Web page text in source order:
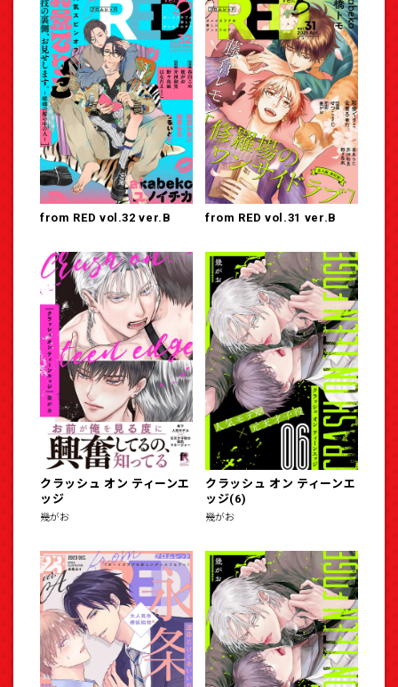
from RED vol.32 ver.B from RED vol.31 ver.B
クラッシュ オン ティーンエ
ッジ
幾がお
クラッシュ オン ティーンエ
ッジ(6)
幾がお